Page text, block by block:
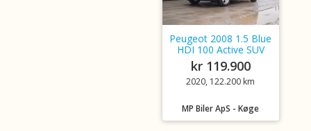
Peugeot 2008 1.5 Blue
HDI 100 Active SUV
kr 119.900
2020, 122.200 km
MP Biler ApS - Køge